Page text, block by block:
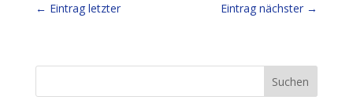
← Eintrag letzter Eintrag nächster →